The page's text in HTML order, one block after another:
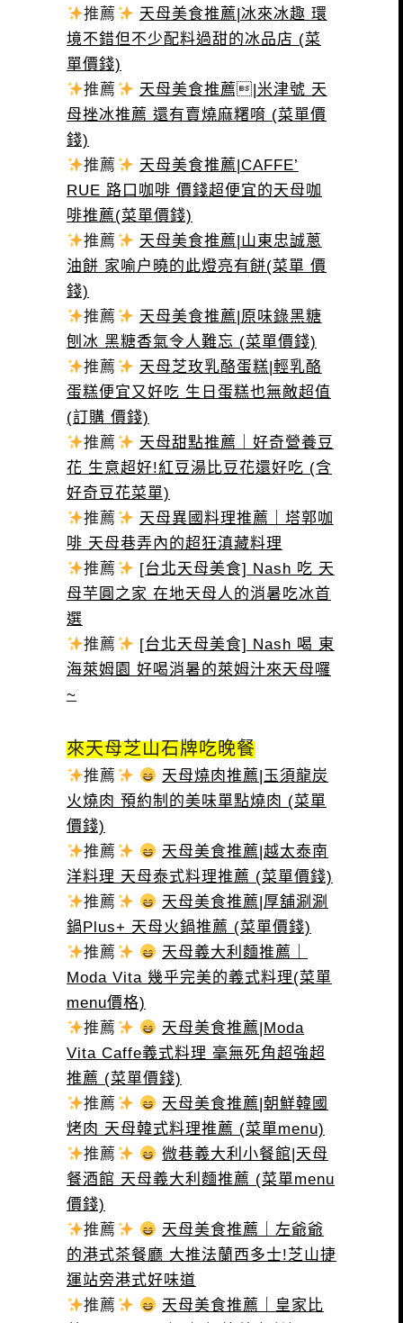
推薦
天母美食推薦|冰來冰趣 環
境不錯但不少配料過甜的冰品店 (菜
單價錢)
推薦
天母美食推薦|米津號 天
母挫冰推薦 還有賣燒麻糬唷 (菜單價
錢)
推薦
天母美食推薦|CAFFE’
RUE 路口咖啡 價錢超便宜的天母咖
啡推薦(菜單價錢)
推薦
天母美食推薦|山東忠誠蔥
油餅 家喻户曉的此燈亮有餅(菜單 價
錢)
推薦
天母美食推薦|原味錄黑糖
刨冰 黑糖香氣令人難忘 (菜單價錢)
推薦
天母芝玫乳酪蛋糕|輕乳酪
蛋糕便宜又好吃 生日蛋糕也無敵超值
(訂購 價錢)
推薦
天母甜點推薦｜好奇營養豆
花 生意超好!紅豆湯比豆花還好吃 (含
好奇豆花菜單)
推薦
天母異國料理推薦｜塔郭咖
啡 天母巷弄內的超狂滇藏料理
推薦
[台北天母美食] Nash 吃 天
母芋圓之家 在地天母人的消暑吃冰首
選
推薦
[台北天母美食] Nash 喝 東
海萊姆園 好喝消暑的萊姆汁來天母囉
~
來天母芝山石牌吃晚餐
推薦
天母燒肉推薦|玉須龍炭
火燒肉 預約制的美味單點燒肉 (菜單
價錢)
推薦
天母美食推薦|越太泰南
洋料理 天母泰式料理推薦 (菜單價錢)
推薦
天母美食推薦|厚舖涮涮
鍋Plus+ 天母火鍋推薦 (菜單價錢)
推薦
天母義大利麵推薦｜
Moda Vita 幾乎完美的義式料理(菜單
menu價格)
推薦
天母美食推薦|Moda
Vita Caffe義式料理 毫無死角超強超
推薦 (菜單價錢)
推薦
天母美食推薦|朝鮮韓國
烤肉 天母韓式料理推薦 (菜單menu)
推薦
微巷義大利小餐館|天母
餐酒館 天母義大利麵推薦 (菜單menu
價錢)
推薦
天母美食推薦｜左爺爺
的港式茶餐廳 大推法蘭西多士!芝山捷
運站旁港式好味道
推薦
天母美食推薦｜皇家比